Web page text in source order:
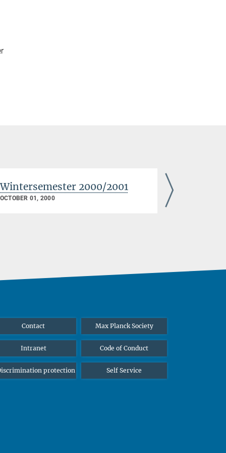
Wintersemester 2000/2001
OCTOBER 01, 2000
Contact Max Planck Society
Intranet Code of Conduct
protection Self Service